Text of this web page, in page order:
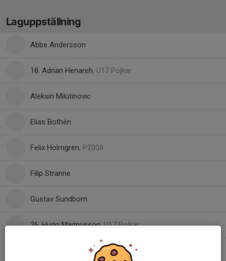
Laguppställning
Abbe Andersson
18. Adrian Henareh, U17 Pojkar
Aleksin Milutinovic
Elias Bothén
Felix Holmgren, P2008
Filip Stranne
Gustav Sundbom
26. Hugo Magnusson, U17 Pojkar